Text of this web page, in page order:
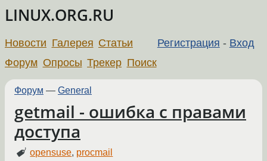
LINUX.ORG.RU
Регистрация - Вход
Новости Галерея Статьи
Форум Опросы Трекер Поиск
Форум — General
getmail - ошибка с правами
доступа
opensuse, procmail